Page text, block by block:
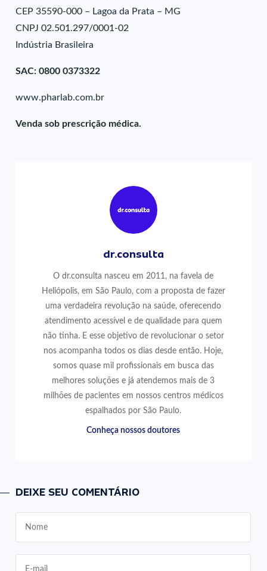
CEP 35590-000 – Lagoa da Prata – MG
CNPJ 02.501.297/0001-02
Indústria Brasileira
SAC: 0800 0373322
www.pharlab.com.br
Venda sob prescrição médica.
dr.consulta
O dr.consulta nasceu em 2011, na favela de
Heliópolis, em São Paulo, com a proposta de fazer
uma verdadeira revolução na saúde, oferecendo
atendimento acessível e de qualidade para quem
não tinha. E esse objetivo de revolucionar o setor
nos acompanha todos os dias desde então. Hoje,
somos quase mil profissionais em busca das
melhores soluções e já atendemos mais de 3
milhões de pacientes em nossos centros médicos
espalhados por São Paulo.
Conheça nossos doutores
DEIXE SEU COMENTÁRIO